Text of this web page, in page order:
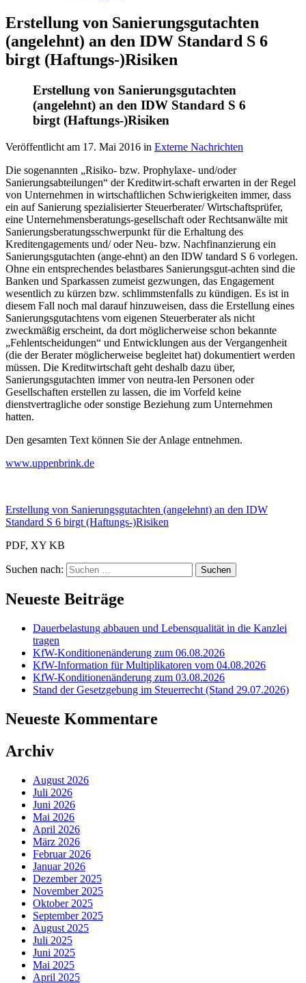
Erstellung von Sanierungsgutachten
(angelehnt) an den IDW Standard S 6
birgt (Haftungs-)Risiken
Erstellung von Sanierungsgutachten
(angelehnt) an den IDW Standard S 6
birgt (Haftungs-)Risiken
Veröffentlicht am 17. Mai 2016 in Externe Nachrichten
Die sogenannten „Risiko- bzw. Prophylaxe- und/oder
Sanierungsabteilungen“ der Kreditwirt-schaft erwarten in der Regel
von Unternehmen in wirtschaftlichen Schwierigkeiten immer, dass
ein auf Sanierung spezialisierter Steuerberater/ Wirtschaftsprüfer,
eine Unternehmensberatungs-gesellschaft oder Rechtsanwälte mit
Sanierungsberatungsschwerpunkt für die Erhaltung des
Kreditengagements und/ oder Neu- bzw. Nachfinanzierung ein
Sanierungsgutachten (ange-ehnt) an den IDW tandard S 6 vorlegen.
Ohne ein entsprechendes belastbares Sanierungsgut-achten sind die
Banken und Sparkassen zumeist gezwungen, das Engagement
wesentlich zu kürzen bzw. schlimmstenfalls zu kündigen. Es ist in
diesem Fall noch mal darauf hinzuweisen, dass die Erstellung eines
Sanierungsgutachtens vom eigenen Steuerberater als nicht
zweckmäßig erscheint, da dort möglicherweise schon bekannte
„Fehlentscheidungen“ und Entwicklungen aus der Vergangenheit
(die der Berater möglicherweise begleitet hat) dokumentiert werden
müssen. Die Kreditwirtschaft geht deshalb dazu über,
Sanierungsgutachten immer von neutra-len Personen oder
Gesellschaften erstellen zu lassen, die im Vorfeld keine
dienstvertragliche oder sonstige Beziehung zum Unternehmen
hatten.
Den gesamten Text können Sie der Anlage entnehmen.
www.uppenbrink.de
Erstellung von Sanierungsgutachten (angelehnt) an den IDW
Standard S 6 birgt (Haftungs-)Risiken
PDF, XY KB
Suchen nach:
Neueste Beiträge
Dauerbelastung abbauen und Lebensqualität in die Kanzlei
tragen
KfW-Konditionenänderung zum 06.08.2026
KfW-Information für Multiplikatoren vom 04.08.2026
KfW-Konditionenänderung zum 03.08.2026
Stand der Gesetzgebung im Steuerrecht (Stand 29.07.2026)
Neueste Kommentare
Archiv
August 2026
Juli 2026
Juni 2026
Mai 2026
April 2026
März 2026
Februar 2026
Januar 2026
Dezember 2025
November 2025
Oktober 2025
September 2025
August 2025
Juli 2025
Juni 2025
Mai 2025
April 2025